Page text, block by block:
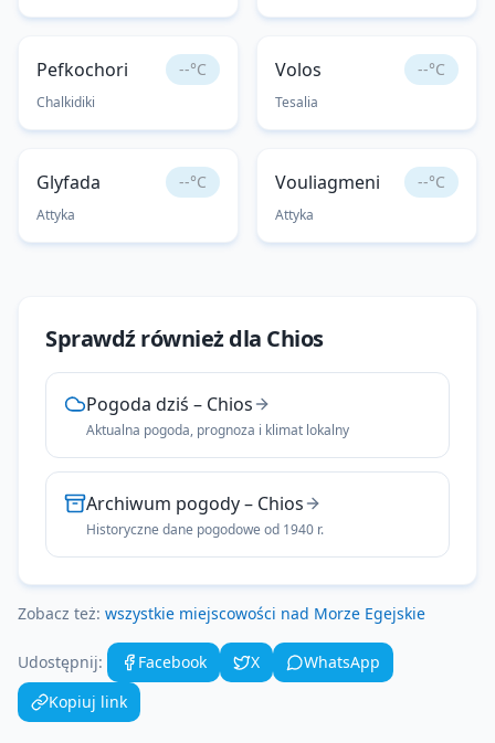
Pefkochori --°C
Chalkidiki
Volos --°C
Tesalia
Glyfada --°C
Attyka
Vouliagmeni --°C
Attyka
Sprawdź również dla Chios
Pogoda dziś – Chios
Aktualna pogoda, prognoza i klimat lokalny
Archiwum pogody– Chios
Historyczne dane pogodowe od 1940 r.
Zobacz też: wszystkie miejscowości nad Morze Egejskie
Udostępnij: Facebook X
WhatsApp
Kopiuj link